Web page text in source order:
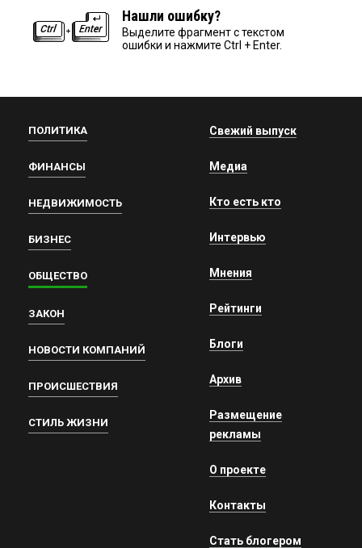
Нашли ошибку?
Выделите фрагмент с текстом
ошибки и нажмите Ctrl + Enter.
ПОЛИТИКА
ФИНАНСЫ
НЕДВИЖИМОСТЬ
БИЗНЕС
ОБЩЕСТВО
ЗАКОН
НОВОСТИ КОМПАНИЙ
ПРОИСШЕСТВИЯ
СТИЛЬ ЖИЗНИ
Свежий выпуск
Медиа
Кто есть кто
Интервью
Мнения
Рейтинги
Блоги
Архив
Размещение
рекламы
О проекте
Контакты
Стать блогером